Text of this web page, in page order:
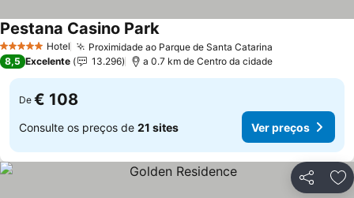
5 Estrelas Hotel Proximidade ao Parque de Santa Catarina
Pestana Casino ParkVer preços
8,5 Excelente 13.296 a 0.7 km de Centro da cidade
De € 108
Consulte os preços de 21 sites Ver preços
Partilhar